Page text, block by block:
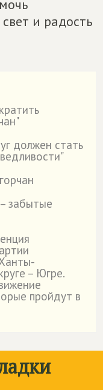
и радость
должен стать
забытые
– Югре.
пройдут в